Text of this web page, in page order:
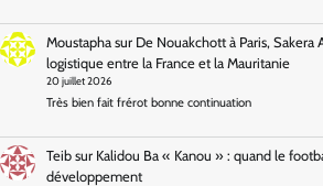
Moustaphasur De Nouakchott à Paris,
logistique entre la France et la Mauritanie
20 juillet 2026
Très bien fait frérot bonne continuation
Teibsur Kalidou Ba « Kanou » : quand le
développement